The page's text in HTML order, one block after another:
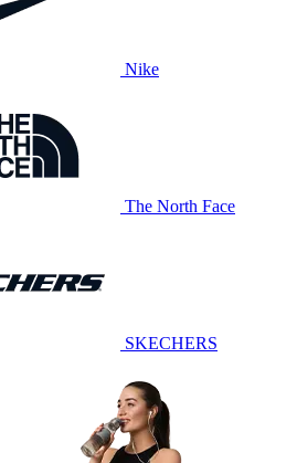
Nike
The North Face
SKECHERS